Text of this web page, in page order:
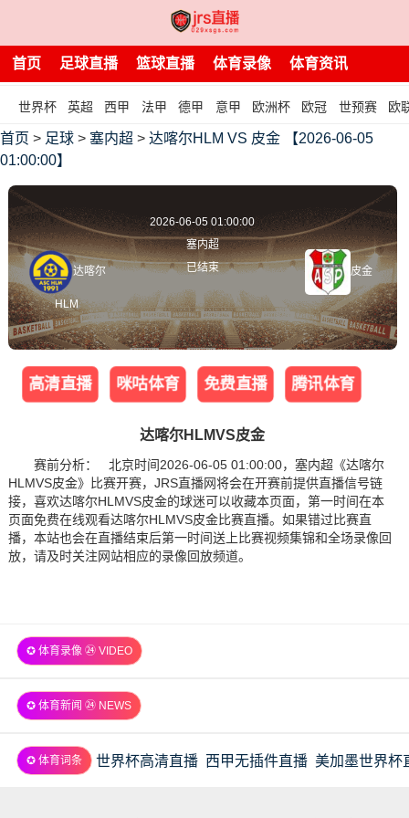
首页 足球直播 篮球直播 体育录像 体育资讯
世界杯 英超 西甲 法甲 德甲 意甲 欧洲杯 欧冠 世预赛 欧
首页 > 足球 > 塞内超 > 达喀尔HLM VS 皮金 【2026-06-05
01:00:00】
达喀尔
HLM
2026-06-05 01:00:00
塞内超
已结束
皮金
高清直播 咪咕体育 免费直播 腾讯体育
达喀尔HLMVS皮金
赛前分析： 北京时间2026-06-05 01:00:00，塞内超《达喀尔
HLMVS皮金》比赛开赛，JRS直播网将会在开赛前提供直播信号链
接，喜欢达喀尔HLMVS皮金的球迷可以收藏本页面，第一时间在本
页面免费在线观看达喀尔HLMVS皮金比赛直播。如果错过比赛直
播，本站也会在直播结束后第一时间送上比赛视频集锦和全场录像回
放，请及时关注网站相应的录像回放频道。
✪ 体育录像 ㉔ VIDEO
✪ 体育新闻 ㉔ NEWS
✪ 体育词条 世界杯高清直播 西甲无插件直播 美加墨世界杯